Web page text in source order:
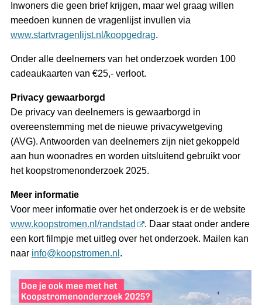
Inwoners die geen brief krijgen, maar wel graag willen
meedoen kunnen de vragenlijst invullen via
www.startvragenlijst.nl/koopgedrag.
Onder alle deelnemers van het onderzoek worden 100
cadeaukaarten van €25,- verloot.
Privacy gewaarborgd
De privacy van deelnemers is gewaarborgd in
overeenstemming met de nieuwe privacywetgeving
(AVG). Antwoorden van deelnemers zijn niet gekoppeld
aan hun woonadres en worden uitsluitend gebruikt voor
het koopstromenonderzoek 2025.
Meer informatie
Voor meer informatie over het onderzoek is er de website
www.koopstromen.nl/randstad
. Daar staat onder andere
een kort filmpje met uitleg over het onderzoek. Mailen kan
naar info@koopstromen.nl .